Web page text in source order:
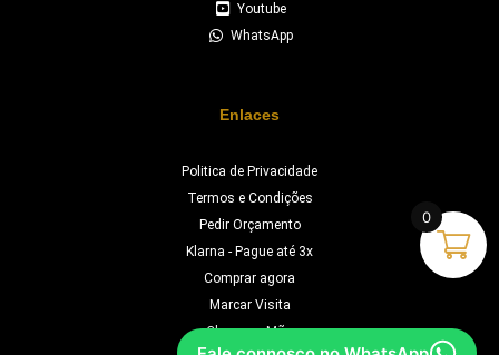
Youtube
WhatsApp
Enlaces
Politica de Privacidade
Termos e Condições
Pedir Orçamento
Klarna - Pague até 3x
Comprar agora
Marcar Visita
Chave na Mão
0